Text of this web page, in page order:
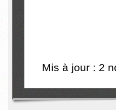
Mis à jour : 2